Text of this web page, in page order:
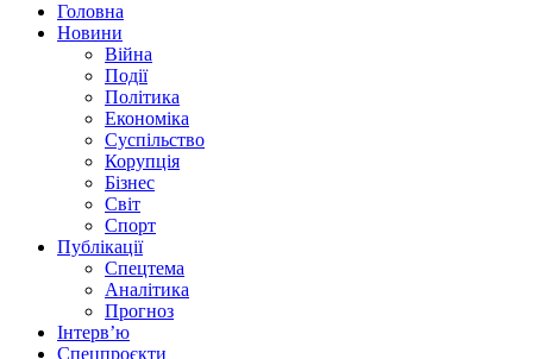
Головна
Новини
Війна
Події
Політика
Економіка
Суспільство
Корупція
Бізнес
Світ
Спорт
Публікації
Спецтема
Аналітика
Прогноз
Інтерв’ю
Спецпроєкти